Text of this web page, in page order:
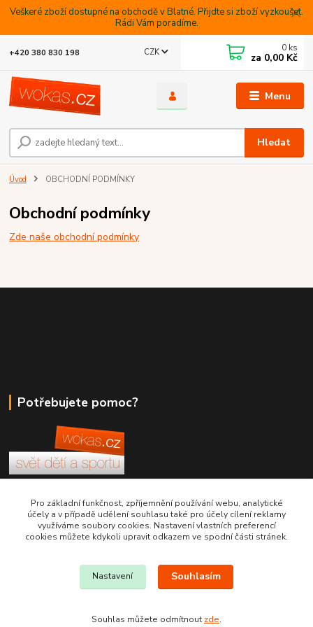
Veškeré zboží dostupné na obchodě v Blatné. Přijdte si zboží vyzkoušet.
Rádi Vám poradíme.
Menu
CZK
Hledat
+420 380 830 198 0 ks
za 0,00 Kč
Úvod OBCHODNÍ PODMÍNKY
Obchodní podmínky
Zde naše obchodní podmínky
Potřebujete pomoc?
+420 380 830 198
wokas.online@yahoo.cz
Pro základní funkčnost, zpříjemnění používání webu, analytické
účely a v případě udělení souhlasu také pro účely cílení reklamy
využíváme soubory cookies. Nastavení vlastních preferencí
cookies můžete kdykoli upravit odkazem ve spodní části stránek.
Nastavení Souhlasím
Souhlas můžete odmítnout zde.